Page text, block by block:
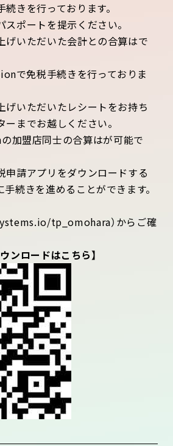
続きを行っております。
スポートを提示ください。
げいただいた会計との合算はで
で免税⼿続きを⾏っておりま
げいただいたレシートをお持ち
までお越しください。
加盟店同⼠の合算はが可能で
申請アプリをダウンロードする
続きを進めることができます。
tp_omohara）からご確
ンロードはこちら】